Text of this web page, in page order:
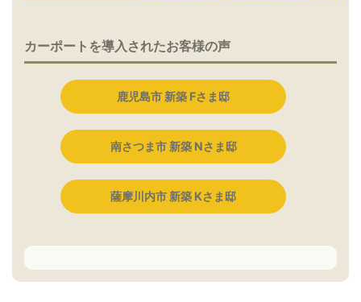
カーポートを導入されたお客様の声
鹿児島市 新築 Fさま邸
南さつま市 新築 Nさま邸
薩摩川内市 新築 Kさま邸